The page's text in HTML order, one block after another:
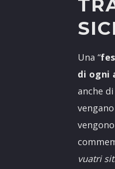
Una “
di ogni
anche
vuatri